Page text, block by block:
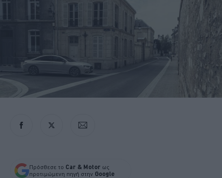
Πρόσθεσε το Car & Motor ως
προτιμώμενη πηγή στην Google